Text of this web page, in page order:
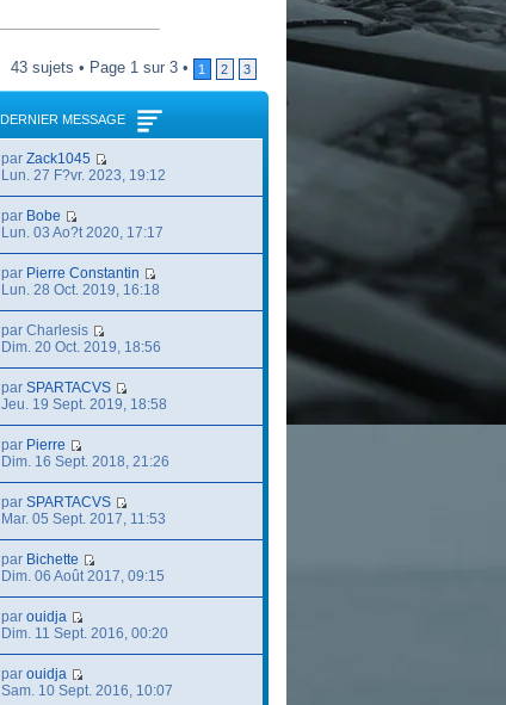
43 sujets • Page 1 sur 3 • 1 2 3
DERNIER MESSAGE
par Zack1045
Lun. 27 F?vr. 2023, 19:12
par Bobe
Lun. 03 Ao?t 2020, 17:17
par Pierre Constantin
Lun. 28 Oct. 2019, 16:18
par Charlesis
Dim. 20 Oct. 2019, 18:56
par SPARTACVS
Jeu. 19 Sept. 2019, 18:58
par Pierre
Dim. 16 Sept. 2018, 21:26
par SPARTACVS
Mar. 05 Sept. 2017, 11:53
par Bichette
Dim. 06 Août 2017, 09:15
par ouidja
Dim. 11 Sept. 2016, 00:20
par ouidja
Sam. 10 Sept. 2016, 10:07